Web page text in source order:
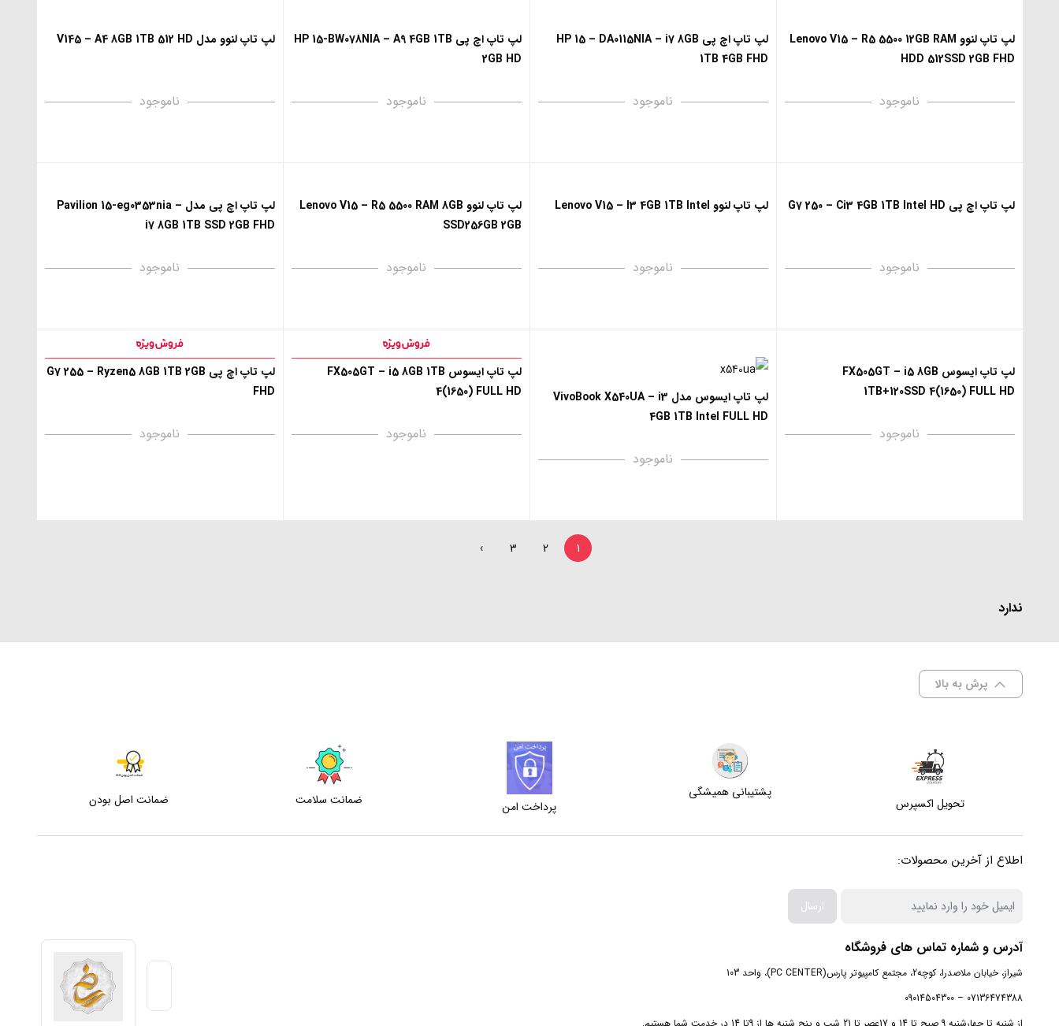
لپ تاپ لنوو Lenovo V15 – R5 5500 12GB RAM
HDD 512SSD 2GB FHD
ناموجود
لپ تاپ اچ پی HP 15 – DA0115NIA – i7 8GB
1TB 4GB FHD
ناموجود
لپ تاپ اچ پی HP 15-BW078NIA – A9 4GB 1TB
2GB HD
ناموجود
لپ تاپ لنوو مدل V145 – A4 8GB 1TB 512 HD
ناموجود
لپ تاپ اچ پی G7 250 – Ci3 4GB 1TB Intel HD
ناموجود
لپ تاپ لنوو Lenovo V15 – I3 4GB 1TB Intel
ناموجود
لپ تاپ لنوو Lenovo V15 – R5 5500 RAM 8GB
SSD256GB 2GB
ناموجود
لپ تاپ اچ پی مدل Pavilion 15-eg0353nia –
i7 8GB 1TB SSD 2GB FHD
ناموجود
لپ تاپ ایسوس FX505GT – i5 8GB
1TB+120SSD 4(1650) FULL HD
ناموجود
لپ تاپ ایسوس مدل VivoBook X540UA – i3
4GB 1TB Intel FULL HD
ناموجود
لپ تاپ ایسوس FX505GT – i5 8GB 1TB
4(1650) FULL HD
ناموجود
لپ تاپ اچ پی G7 255 – Ryzen5 8GB 1TB 2GB
FHD
ناموجود
1
2
3
›
ندارد
پرش به بالا
تحویل اکسپرس
پشتیبانی همیشگی
پرداخت امن
ضمانت سلامت ضمانت اصل بودن
اطلاع از آخرین محصولات:
ارسال
آدرس و شماره تماس های فروشگاه
شیراز، خیابان ملاصدرا، کوچه2، مجتمع کامپیوتر پارس(PC CENTER)، واحد 103
07136474388 – 09014504300